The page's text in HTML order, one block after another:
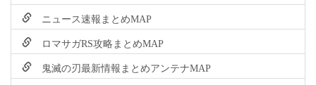
ニュース速報まとめMAP
ロマサガRS攻略まとめMAP
鬼滅の刃最新情報まとめアンテナMAP